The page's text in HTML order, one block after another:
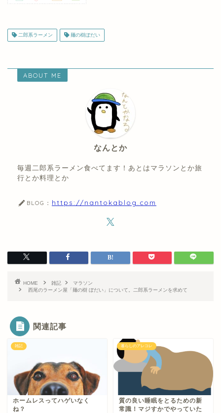
二郎系ラーメン 麺の樹ぼだい
ABOUT ME
なんとか
毎週二郎系ラーメン食べてます！あとはマラソンとか旅
行とか料理とか
BLOG： https://nantokablog.com
HOME 雑記
マラソン
西尾のラーメン屋「麺の樹 ぼだい」について。二郎系ラーメンを求めて
関連記事
雑記
ホームレスってハゲいなく
ね？
暮らしのアレコレ
質の良い睡眠をとるための新
常識！マジすかでやっていた